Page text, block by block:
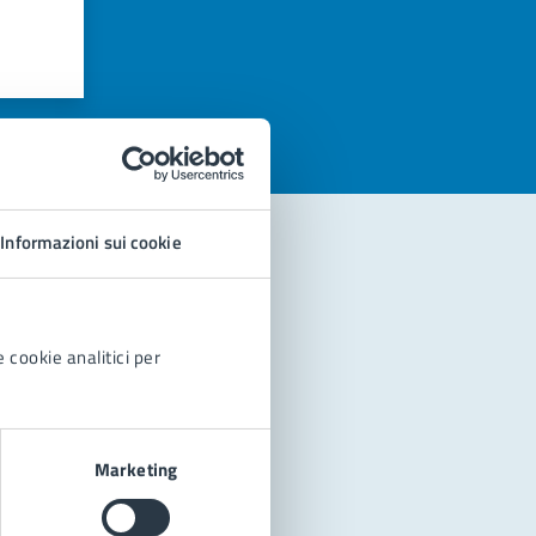
Informazioni sui cookie
cookie analitici per
Marketing